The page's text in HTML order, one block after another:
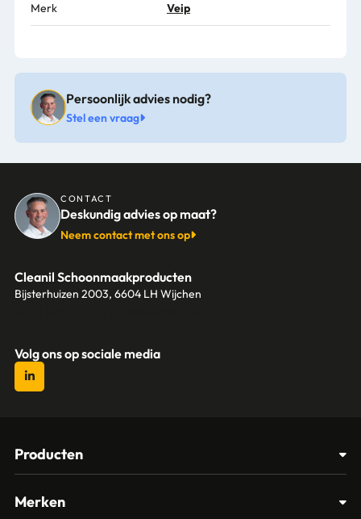
Merk Veip
Persoonlijk advies nodig?
Stel een vraag
CONTACT
Deskundig advies op maat?
Neem contact met ons op
Cleanil Schoonmaakproducten
Bijsterhuizen 2003, 6604 LH Wijchen
Volg ons op sociale media
Producten
Merken